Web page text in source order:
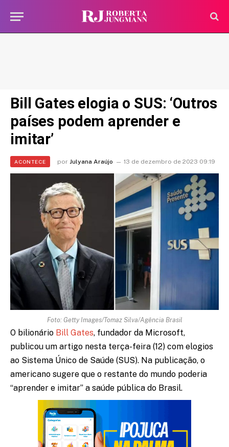
Bill Gates elogia o SUS: ‘Outros
países podem aprender e
imitar’
ACONTECE por Julyana Araújo 13 de dezembro de 2023 09:19
Foto: Getty Images/Tomaz Silva/Agência Brasil
O bilionário Bill Gates, fundador da Microsoft,
publicou um artigo nesta terça-feira (12) com elogios
ao Sistema Único de Saúde (SUS). Na publicação, o
americano sugere que o restante do mundo poderia
“aprender e imitar” a saúde pública do Brasil.